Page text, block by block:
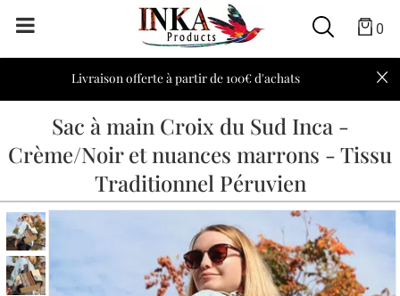
0
Livraison offerte à partir de 100€ d'achats
Sac à main Croix du Sud Inca -
Crème/Noir et nuances marrons - Tissu
Traditionnel Péruvien